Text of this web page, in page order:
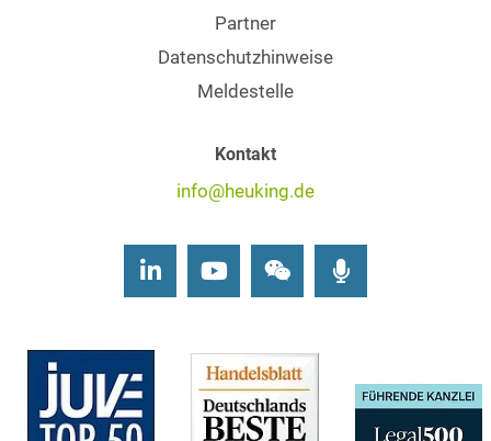
Partner
Datenschutzhinweise
Meldestelle
Kontakt
info@heuking.de
LinkedInYoutubeWechat